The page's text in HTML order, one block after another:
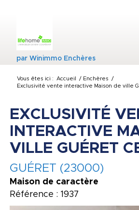
parWinimmo Enchères
Vous êtes ici : Accueil / Enchères
/
Exclusivité vente interactive Maison de ville
EXCLUSIVITÉ
INTERACTIVE
VILLE GUÉRET
GUÉRET (23000)
Maison de caractère
Référence : 1937